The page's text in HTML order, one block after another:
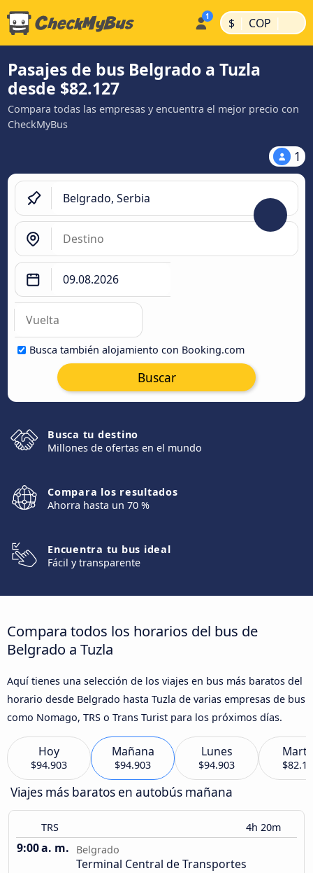
$ | COP |
Pasajes de bus Belgrado a Tuzla
desde $82.127
Compara todas las empresas y encuentra el mejor precio con
CheckMyBus
1
Busca también alojamiento con Booking.com
Buscar
Busca tu destino
Millones de ofertas en el mundo
Compara los resultados
Ahorra hasta un 70 %
Encuentra tu bus ideal
Fácil y transparente
Compara todos los horarios del bus de
Belgrado a Tuzla
Aquí tienes una selección de los viajes en bus más baratos del
horario desde Belgrado hasta Tuzla de varias empresas de bus
como Nomago, TRS o Trans Turist para los próximos días.
Hoy
$94.903
Mañana
$94.903
Lunes
$94.903
Viajes más baratos en autobús mañana
TRS 4h 20m
9:00 a. m. Belgrado
Terminal Central de Transportes